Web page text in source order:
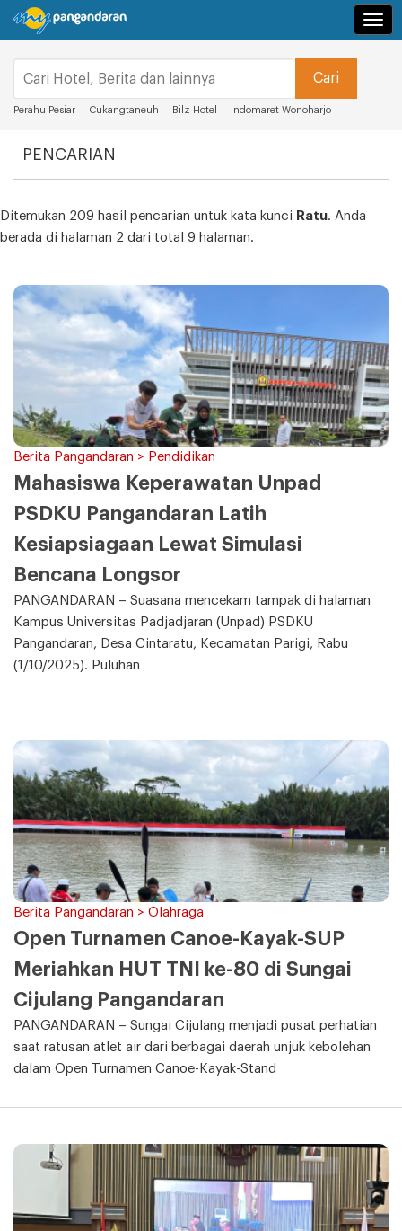
Perahu Pesiar Cukangtaneuh Bilz Hotel Indomaret Wonoharjo
PENCARIAN
Ditemukan 209 hasil pencarian untuk kata kunci Ratu. Anda
berada di halaman 2 dari total 9 halaman.
Berita Pangandaran > Pendidikan
Mahasiswa Keperawatan Unpad
PSDKU Pangandaran Latih
Kesiapsiagaan Lewat Simulasi
Bencana Longsor
PANGANDARAN – Suasana mencekam tampak di halaman
Kampus Universitas Padjadjaran (Unpad) PSDKU
Pangandaran, Desa Cintaratu, Kecamatan Parigi, Rabu
(1/10/2025). Puluhan
Berita Pangandaran > Olahraga
Open Turnamen Canoe-Kayak-SUP
Meriahkan HUT TNI ke-80 di Sungai
Cijulang Pangandaran
PANGANDARAN – Sungai Cijulang menjadi pusat perhatian
saat ratusan atlet air dari berbagai daerah unjuk kebolehan
dalam Open Turnamen Canoe-Kayak-Stand